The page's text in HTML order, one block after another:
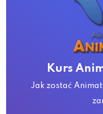
Kurs
Jak zostać